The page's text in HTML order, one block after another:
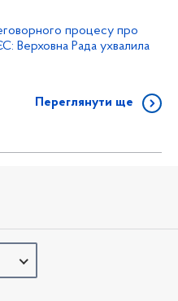
процесу про
Верховна Рада ухвалила
Переглянути ще